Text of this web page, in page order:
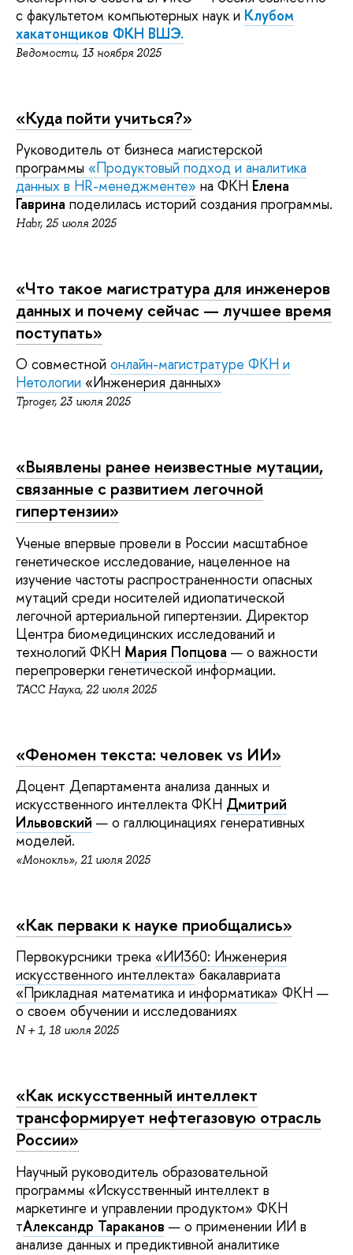
с факультетом компьютерных наук и Клубом
хакатонщиков ФКН ВШЭ.
Ведомости, 13 ноября 2025
«Куда пойти учиться?»
Руководитель от бизнеса магистерской
программы «Продуктовый подход и аналитика
данных в HR-менеджменте» на ФКН Елена
Гаврина поделилась историй создания программы.
Habr, 25 июля 2025
«Что такое магистратура для инженеров
данных и почему сейчас — лучшее время
поступать»
О совместной онлайн-магистратуре ФКН и
Нетологии «Инженерия данных»
Tproger, 23 июля 2025
«Выявлены ранее неизвестные мутации,
связанные с развитием легочной
гипертензии»
Ученые впервые провели в России масштабное
генетическое исследование, нацеленное на
изучение частоты распространенности опасных
мутаций среди носителей идиопатической
легочной артериальной гипертензии. Директор
Центра биомедицинских исследований и
технологий ФКН Мария Попцова — о важности
перепроверки генетической информации.
ТАСС Наука, 22 июля 2025
«Феномен текста: человек vs ИИ»
Доцент Департамента анализа данных и
искусственного интеллекта ФКН Дмитрий
Ильвовский — о галлюцинациях генеративных
моделей.
«Монокль», 21 июля 2025
«Как перваки к науке приобщались»
Первокурсники трека «ИИ360: Инженерия
искусственного интеллекта» бакалавриата
«Прикладная математика и информатика» ФКН —
о своем обучении и исследованиях
N + 1, 18 июля 2025
«Как искусственный интеллект
трансформирует нефтегазовую отрасль
России»
Научный руководитель образовательной
программы «Искусственный интеллект в
маркетинге и управлении продуктом» ФКН
тАлександр Тараканов — о применении ИИ в
анализе данных и предиктивной аналитике